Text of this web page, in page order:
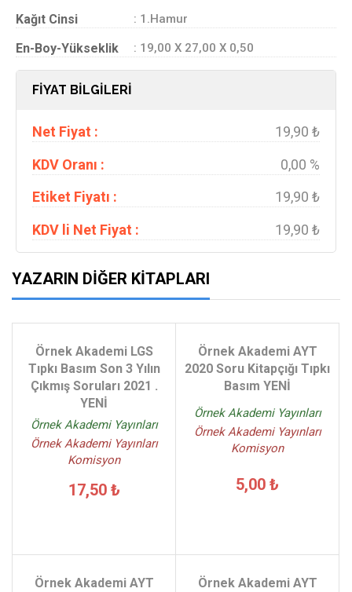
Kağıt Cinsi : 1.Hamur
En-Boy-Yükseklik : 19,00 X 27,00 X 0,50
FİYAT BİLGİLERİ
Net Fiyat :
19,90 ₺
KDV Oranı :
0,00 %
Etiket Fiyatı :
19,90 ₺
KDV li Net Fiyat :
19,90 ₺
YAZARIN DIĞER KITAPLARI
Örnek Akademi LGS
Tıpkı Basım Son 3 Yılın
Çıkmış Soruları 2021 .
YENİ
Örnek Akademi Yayınları
Örnek Akademi Yayınları
Komisyon
17,50 ₺
Örnek Akademi AYT
2020 Soru Kitapçığı Tıpkı
Basım YENİ
Örnek Akademi Yayınları
Örnek Akademi Yayınları
Komisyon
5,00 ₺
Örnek Akademi AYT
Örnek Akademi AYT